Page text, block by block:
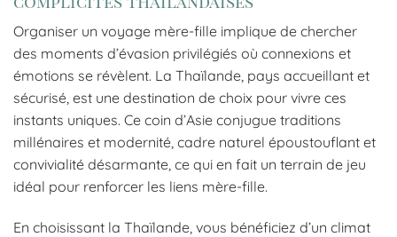
Organiser un voyage mère-fille implique de chercher
des moments d’évasion privilégiés où connexions et
émotions se révèlent. La Thaïlande, pays accueillant et
sécurisé, est une destination de choix pour vivre ces
instants uniques. Ce coin d’Asie conjugue traditions
millénaires et modernité, cadre naturel époustouflant et
convivialité désarmante, ce qui en fait un terrain de jeu
idéal pour renforcer les liens mère-fille.
En choisissant la Thaïlande, vous bénéficiez d’un climat